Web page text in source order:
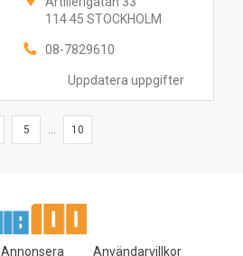
Uppdatera uppgifter
114 45 STOCKHOLM
08-7829610
5 ... 10
Annonsera Användarvillkor